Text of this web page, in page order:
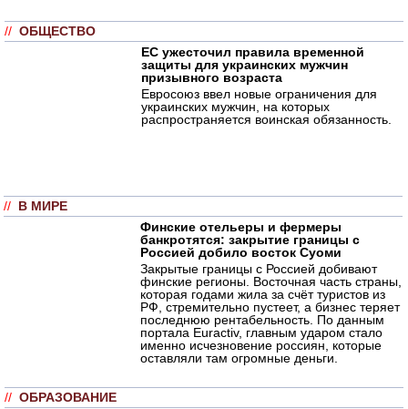
// ОБЩЕСТВО
ЕС ужесточил правила временной
защиты для украинских мужчин
призывного возраста
Евросоюз ввел новые ограничения для
украинских мужчин, на которых
распространяется воинская обязанность.
// В МИРЕ
Финские отельеры и фермеры
банкротятся: закрытие границы с
Россией добило восток Суоми
Закрытые границы с Россией добивают
финские регионы. Восточная часть страны,
которая годами жила за счёт туристов из
РФ, стремительно пустеет, а бизнес теряет
последнюю рентабельность. По данным
портала Euractiv, главным ударом стало
именно исчезновение россиян, которые
оставляли там огромные деньги.
// ОБРАЗОВАНИЕ